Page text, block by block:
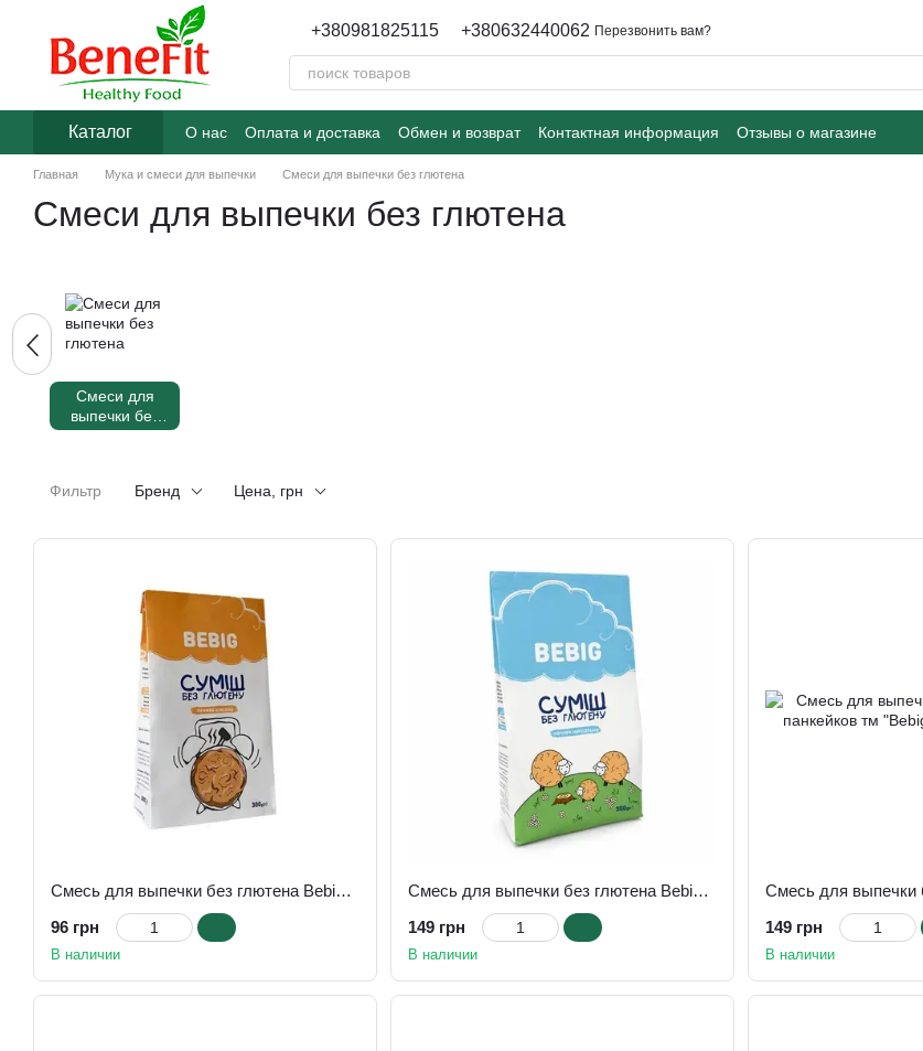
Перейти к основному контенту
+380981825115 +380632440062 Перезвонить вам?
Каталог О нас Оплата и доставка Обмен и возврат Контактная информация Отзывы о магазине
Главная Мука и смеси для выпечки Смеси для выпечки без глютена
Смеси для выпечки без глютена
Смеси для
выпечки без
глютена
Фильтр Бренд Цена, грн
Смесь для выпечки без глютена Bebig Овсяное печенье 300г
96 грн
В наличии
Смесь для выпечки без глютена Bebig "Миндальное печенье" 300г
149 грн
В наличии
149 грн
В наличии